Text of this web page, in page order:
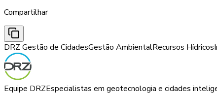
Compartilhar
DRZ Gestão de CidadesGestão AmbientalRecursos Hídricos
Equipe DRZEspecialistas em geotecnologia e cidades